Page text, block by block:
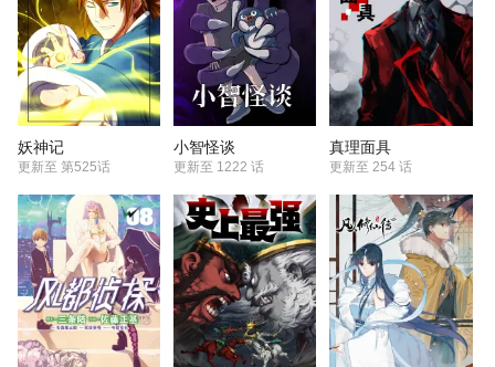
妖神记
更新至 第525话
小智怪谈
更新至 1222 话
真理面具
更新至254 话